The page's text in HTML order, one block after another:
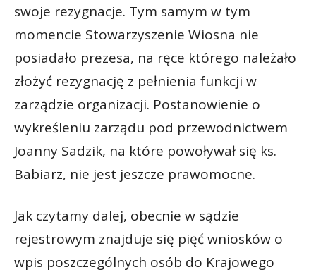
swoje rezygnacje. Tym samym w tym
momencie Stowarzyszenie Wiosna nie
posiadało prezesa, na ręce którego należało
złożyć rezygnację z pełnienia funkcji w
zarządzie organizacji. Postanowienie o
wykreśleniu zarządu pod przewodnictwem
Joanny Sadzik, na które powoływał się ks.
Babiarz, nie jest jeszcze prawomocne.
Jak czytamy dalej, obecnie w sądzie
rejestrowym znajduje się pięć wniosków o
wpis poszczególnych osób do Krajowego